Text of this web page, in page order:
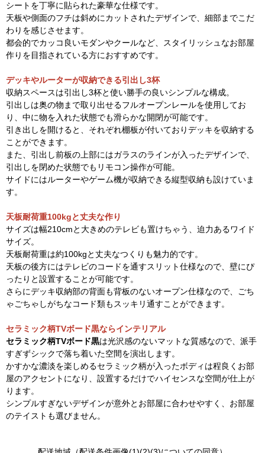
シートを丁寧に貼られた豪華な仕様です。
天板や側面のフチは斜めにカットされたデザインで、細部までこだ
わりを感じさせます。
都会的でカッコ良いモダンやクールなど、スタイリッシュなお部屋
作りを目指されている方におすすめです。
デッキやルーターが収納できる引出し3杯
収納スペースは引出し3杯と使い勝手の良いシンプルな構成。
引出しは奥の物まで取り出せるフルオープンレールを使用してお
り、中に物を入れた状態でも滑らかな開閉が可能です。
引き出しを開けると、それぞれ棚板が付いておりデッキを収納する
ことができます。
また、引出し前板の上部にはガラスのラインが入ったデザインで、
引出しを閉めた状態でもリモコン操作が可能。
サイドにはルーターやゲーム機が収納できる縦型収納も設けていま
す。
天板耐荷重100kgと丈夫な作り
サイズは幅210cmと大きめのテレビも置けちゃう、迫力あるワイド
サイズ。
天板耐荷重は約100kgと丈夫なつくりも魅力的です。
天板の後方にはテレビのコードを通すスリット仕様なので、壁にぴ
ったりと設置することが可能です。
さらにデッキ収納部の背面も背板のないオープン仕様なので、ごち
ゃごちゃしがちなコード類もスッキリ通すことができます。
セラミック柄TVボード黒ならインテリアル
セラミック柄TVボード黒は光沢感のないマットな質感なので、派手
すぎずシックで落ち着いた空間を演出します。
かすかな濃淡を楽しめるセラミック柄が入ったボディは程良くお部
屋のアクセントになり、設置するだけでハイセンスな空間が仕上が
ります。
シンプルすぎないデザインが意外とお部屋に合わせやすく、お部屋
のテイストも選びません。